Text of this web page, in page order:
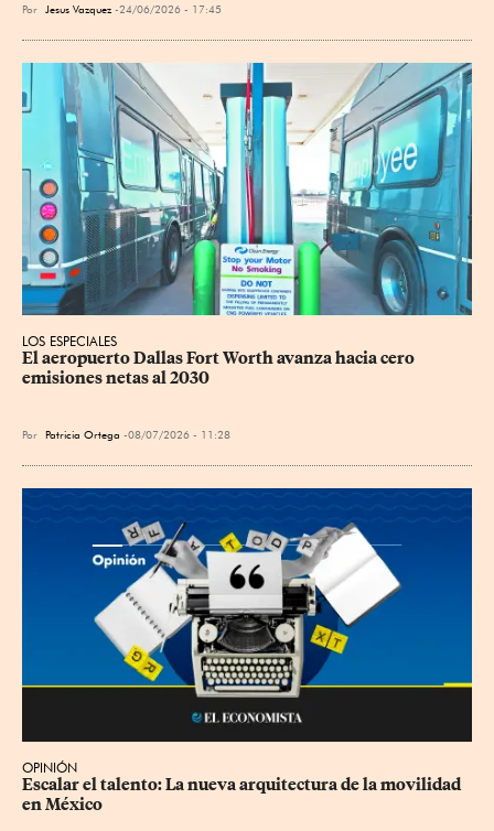
Por Jesus Vazquez 24/06/2026 - 17:45
LOS ESPECIALES
El aeropuerto Dallas Fort Worth avanza hacia cero
emisiones netas al 2030
Por Patricia Ortega 08/07/2026 - 11:28
OPINIÓN
Escalar el talento: La nueva arquitectura de la movilidad
en México